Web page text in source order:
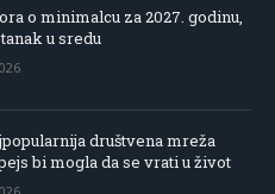
o minimalcu za 2027. godinu,
u sredu
društvena mreža
bi mogla da se vrati u život